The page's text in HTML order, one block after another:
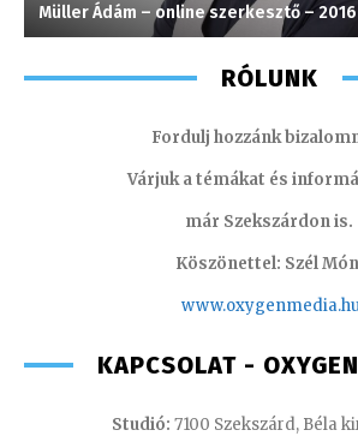
Müller Ádám – online szerkesztő – 2016
RÓLUNK
Fordulj hozzánk
Várjuk a témákat és
már Szekszárdon is.
Köszönettel: Szél
KAPCSOLAT -
Studió: 7100 Szekszárd, Béla